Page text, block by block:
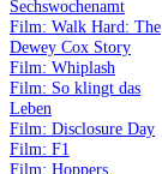
Sechswochenamt
Film: Walk Hard: The
Dewey Cox Story
Film: Whiplash
Film: So klingt das
Leben
Film: Disclosure Day
Film: F1
Film: Hoppers